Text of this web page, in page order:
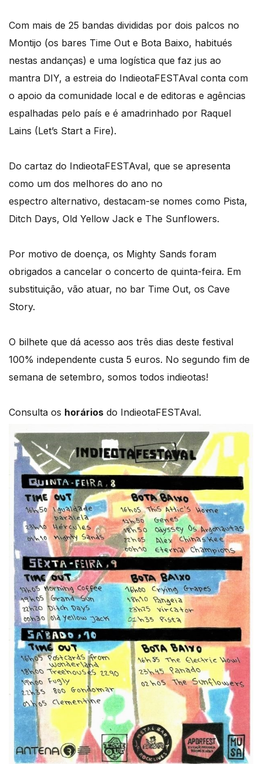
Com mais de 25 bandas divididas por dois palcos no
Montijo (os bares Time Out e Bota Baixo, habitués
nestas andanças) e uma logística que faz jus ao
mantra DIY, a estreia do IndieotaFESTAval conta com
o apoio da comunidade local e de editoras e agências
espalhadas pelo país e é amadrinhado por Raquel
Lains (Let’s Start a Fire).
Do cartaz do IndieotaFESTAval, que se apresenta
como um dos melhores do ano no
espectro alternativo, destacam-se nomes como Pista,
Ditch Days, Old Yellow Jack e The Sunflowers.
Por motivo de doença, os Mighty Sands foram
obrigados a cancelar o concerto de quinta-feira. Em
substituição, vão atuar, no bar Time Out, os Cave
Story.
O bilhete que dá acesso aos três dias deste festival
100% independente custa 5 euros. No segundo fim de
semana de setembro, somos todos indieotas!
Consulta os horários do IndieotaFESTAval.